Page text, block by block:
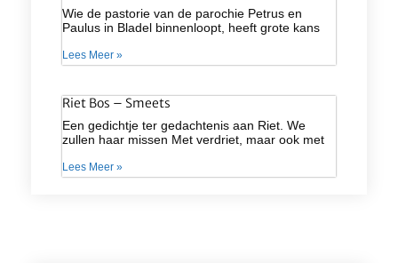
Wie de pastorie van de parochie Petrus en
Paulus in Bladel binnenloopt, heeft grote kans
Lees Meer »
Riet Bos – Smeets
Een gedichtje ter gedachtenis aan Riet. We
zullen haar missen Met verdriet, maar ook met
Lees Meer »